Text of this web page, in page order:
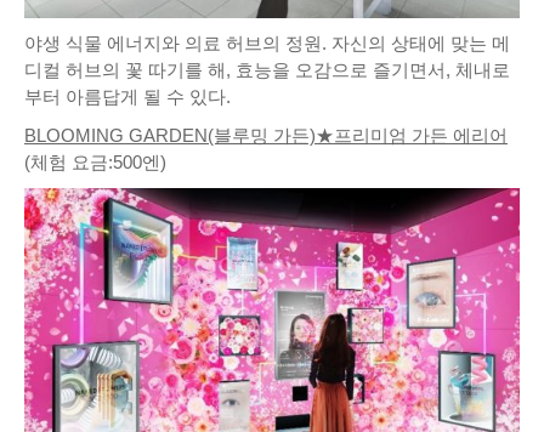
야생 식물 에너지와 의료 허브의 정원. 자신의 상태에 맞는 메
디컬 허브의 꽃 따기를 해, 효능을 오감으로 즐기면서, 체내로
부터 아름답게 될 수 있다.
BLOOMING GARDEN(블루밍 가든)★프리미엄 가든 에리어
(체험 요금:500엔)